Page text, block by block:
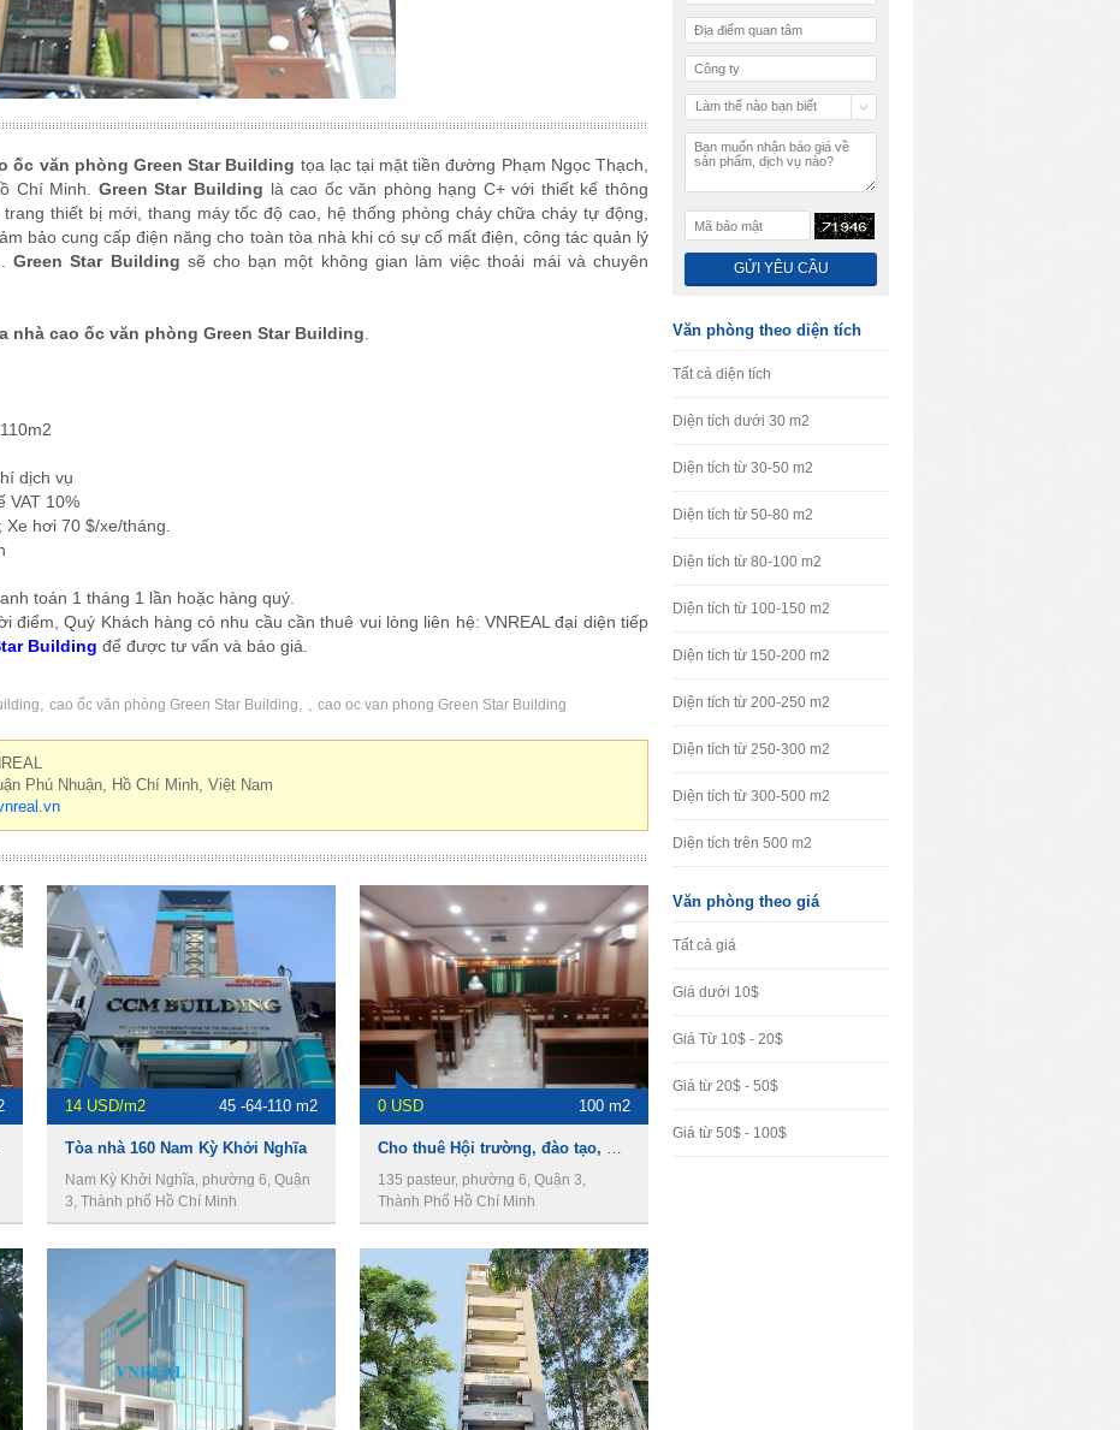
ốc văn phòng Green Star Building tọa lạc tại mặt tiền đường Phạm Ngọc Thạch,
Chí Minh. Green Star Building là cao ốc văn phòng hạng C+ với thiết kế thông
thiết bị mới, thang máy tốc độ cao, hệ thống phòng cháy chữa cháy tự động,
bảo cung cấp điện năng cho toàn tòa nhà khi có sự cố mất điện, công tác quản lý
Green Star Building sẽ cho bạn một không gian làm việc thoải mái và chuyên
nhà cao ốc văn phòng Green Star Building
dịch vụ
10%
hơi 70 $/xe/tháng.
toán 1 tháng 1 lần hoặc hàng quý.
điểm, Quý Khách hàng có nhu cầu cần thuê vui lòng liên hệ: VNREAL đại diện tiếp
Building để được tư vấn và báo giá.
, cao ốc văn phòng Green Star Building, , cao oc van phong Green Star Building
Phú Nhuận, Hồ Chí Minh, Việt Nam
14 USD/m2 45 -64-110 m2
Tòa nhà 160 Nam Kỳ Khởi Nghĩa
Nam Kỳ Khởi Nghĩa, phường 6, Quận
3, Thành phố Hồ Chí Minh
0 USD 100 m2
Cho thuê Hội trường, đào tạo, hội họp, hội thảo ngay trung tâm Quận 3
135 pasteur, phường 6, Quận 3,
Thành Phố Hồ Chí Minh
Làm thế nào bạn biết
Văn phòng theo diện tích
Tất cả diện tích
Diện tích dưới 30 m2
Diện tích từ 30-50 m2
Diện tích từ 50-80 m2
Diện tích từ 80-100 m2
Diện tích từ 100-150 m2
Diện tích từ 150-200 m2
Diện tích từ 200-250 m2
Diện tích từ 250-300 m2
Diện tích từ 300-500 m2
Diện tích trên 500 m2
Văn phòng theo giá
Tất cả giá
Giá dưới 10$
Giá Từ 10$ - 20$
Giá từ 20$ - 50$
Giá từ 50$ - 100$